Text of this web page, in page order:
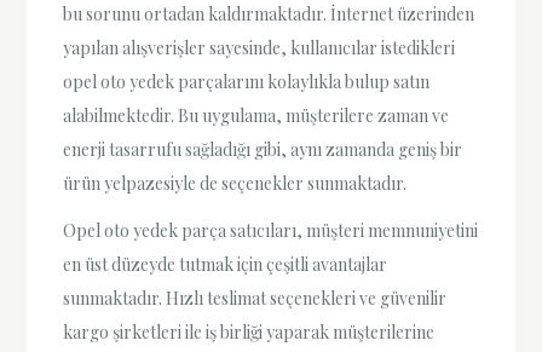
bu sorunu ortadan kaldırmaktadır. İnternet üzerinden
yapılan alışverişler sayesinde, kullanıcılar istedikleri
opel oto yedek parçalarını kolaylıkla bulup satın
alabilmektedir. Bu uygulama, müşterilere zaman ve
enerji tasarrufu sağladığı gibi, aynı zamanda geniş bir
ürün yelpazesiyle de seçenekler sunmaktadır.
Opel oto yedek parça satıcıları, müşteri memnuniyetini
en üst düzeyde tutmak için çeşitli avantajlar
sunmaktadır. Hızlı teslimat seçenekleri ve güvenilir
kargo şirketleri ile iş birliği yaparak müşterilerine